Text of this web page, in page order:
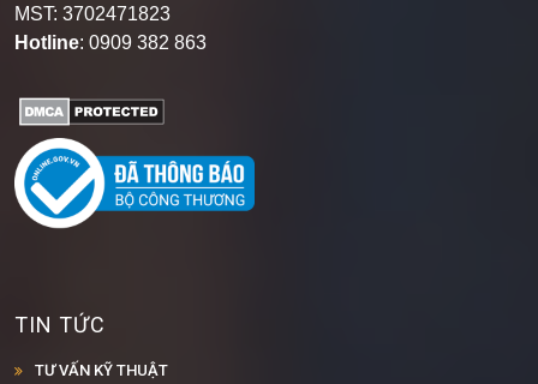
MST: 3702471823
Hotline: 0909 382 863
TIN TỨC
TƯ VẤN KỸ THUẬT